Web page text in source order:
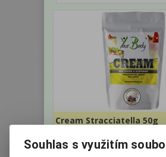
Cream Stracciatella 50g
IDC - Food
Souhlas s využitím